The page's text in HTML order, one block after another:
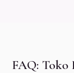
FAQ: Toko